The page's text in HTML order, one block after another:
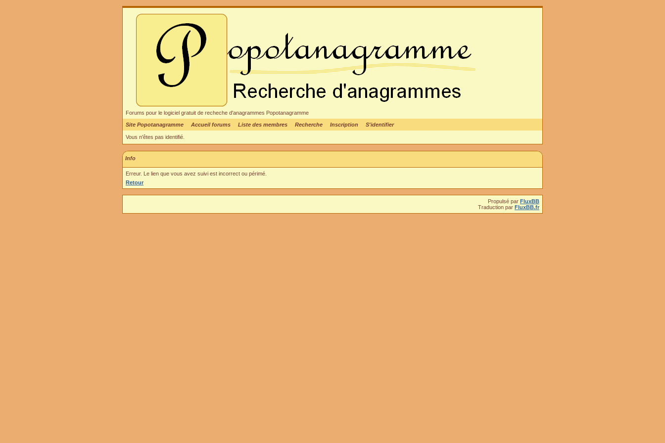
Forums pour le logiciel gratuit de recheche d'anagrammes Popotanagramme
Site Popotanagramme
Accueil forums Liste des membres Recherche Inscription S'identifier
Vous n'êtes pas identifié.
Info
Erreur. Le lien que vous avez suivi est incorrect ou périmé.
Retour
Propulsé par FluxBB
Traduction par FluxBB.fr